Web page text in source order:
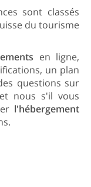
sont classés
du tourisme
en ligne,
un plan
questions sur
nous s'il vous
l'hébergement